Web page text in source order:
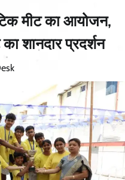
मीट का आयोजन,
शानदार प्रदर्शन